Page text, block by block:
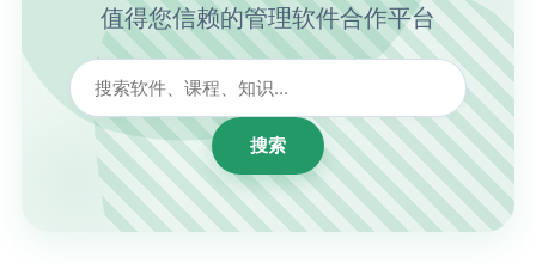
值得您信赖的管理软件合作平台
搜索